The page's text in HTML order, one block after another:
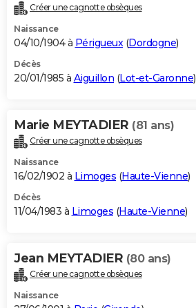
Créer une cagnotte obsèques
Naissance
04/10/1904 à Périgueux(Dordogne)
Décès
20/01/1985 à Aiguillon (Lot-et-Garonne)
Marie MEYTADIER (81 ans)
Créer une cagnotte obsèques
Naissance
16/02/1902 à Limoges (Haute-Vienne)
Décès
11/04/1983 à Limoges (Haute-Vienne)
Jean MEYTADIER (80 ans)
Créer une cagnotte obsèques
Naissance